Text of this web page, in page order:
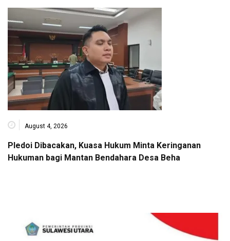
August 4, 2026
Pledoi Dibacakan, Kuasa Hukum Minta Keringanan
Hukuman bagi Mantan Bendahara Desa Beha